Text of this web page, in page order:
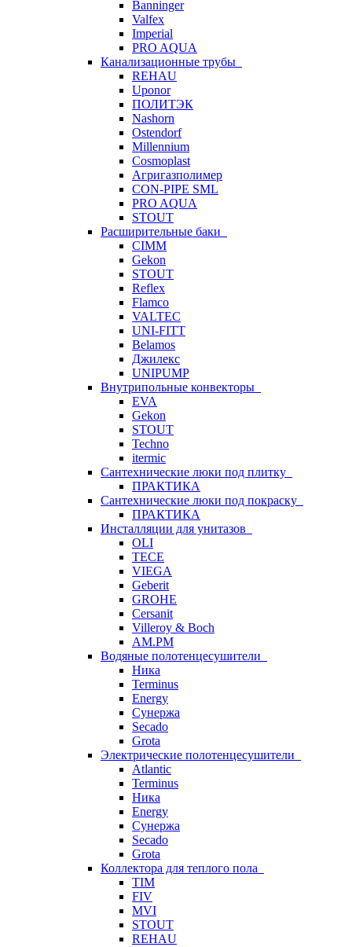
Banninger
Valfex
Imperial
PRO AQUA
Канализационные трубы
REHAU
Uponor
ПОЛИТЭК
Nashorn
Ostendorf
Millennium
Cosmoplast
Агригазполимер
CON-PIPE SML
PRO AQUA
STOUT
Расширительные баки
CIMM
Gekon
STOUT
Reflex
Flamco
VALTEC
UNI-FITT
Belamos
Джилекс
UNIPUMP
Внутрипольные конвекторы
EVA
Gekon
STOUT
Techno
itermic
Сантехнические люки под плитку
ПРАКТИКА
Сантехнические люки под покраску
ПРАКТИКА
Инсталляции для унитазов
OLI
TECE
VIEGA
Geberit
GROHE
Cersanit
Villeroy & Boch
AM.PM
Водяные полотенцесушители
Ника
Terminus
Energy
Сунержа
Secado
Grota
Электрические полотенцесушители
Atlantic
Terminus
Ника
Energy
Сунержа
Secado
Grota
Коллектора для теплого пола
TIM
FIV
MVI
STOUT
REHAU